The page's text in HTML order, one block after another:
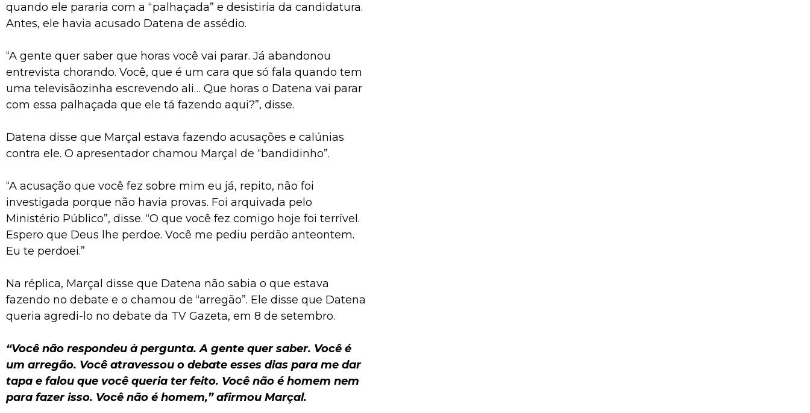
quando ele pararia com a “palhaçada” e desistiria da candidatura.
Antes, ele havia acusado Datena de assédio.
“A gente quer saber que horas você vai parar. Já abandonou
entrevista chorando. Você, que é um cara que só fala quando tem
uma televisãozinha escrevendo ali… Que horas o Datena vai parar
com essa palhaçada que ele tá fazendo aqui?”, disse.
Datena disse que Marçal estava fazendo acusações e calúnias
contra ele. O apresentador chamou Marçal de “bandidinho”.
“A acusação que você fez sobre mim eu já, repito, não foi
investigada porque não havia provas. Foi arquivada pelo
Ministério Público”, disse. “O que você fez comigo hoje foi terrível.
Espero que Deus lhe perdoe. Você me pediu perdão anteontem.
Eu te perdoei.”
Na réplica, Marçal disse que Datena não sabia o que estava
fazendo no debate e o chamou de “arregão”. Ele disse que Datena
queria agredi-lo no debate da TV Gazeta, em 8 de setembro.
“Você não respondeu à pergunta. A gente quer saber. Você é
um arregão. Você atravessou o debate esses dias para me dar
tapa e falou que você queria ter feito. Você não é homem nem
para fazer isso. Você não é homem,” afirmou Marçal.